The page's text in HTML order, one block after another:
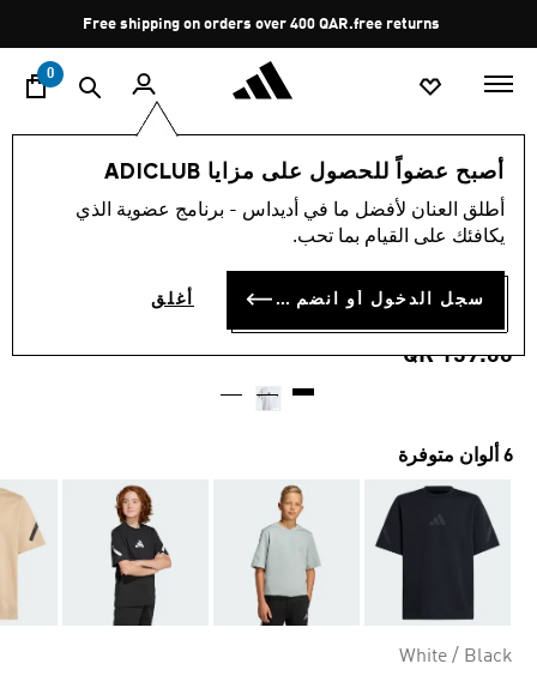
Pause
promotion
rotation
Free shipping on orders over 400 QAR.free returns
0
أصبح عضواً للحصول على مزايا ADICLUB
أطلق العنان لأفضل ما في أديداس - برنامج عضوية الذي
يكافئك على القيام بما تحب.
سجل الدخول أو انضم الآن أغلق
الأطفال الملابس
متوسط
قيمة
4.6
5
نجوم.
4.6 (17)
تيشيرت للأطفال ADIDAS
Z.N.E.
QR 159.00
6 ألوان متوفرة
White / Black